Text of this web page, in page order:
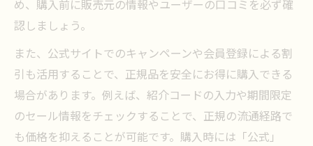
め、購入前に販売元の情報やユーザーの口コミを必ず確
認しましょう。
また、公式サイトでのキャンペーンや会員登録による割
引も活用することで、正規品を安全にお得に購入できる
場合があります。例えば、紹介コードの入力や期間限定
のセール情報をチェックすることで、正規の流通経路で
も価格を抑えることが可能です。購入時には「公式」